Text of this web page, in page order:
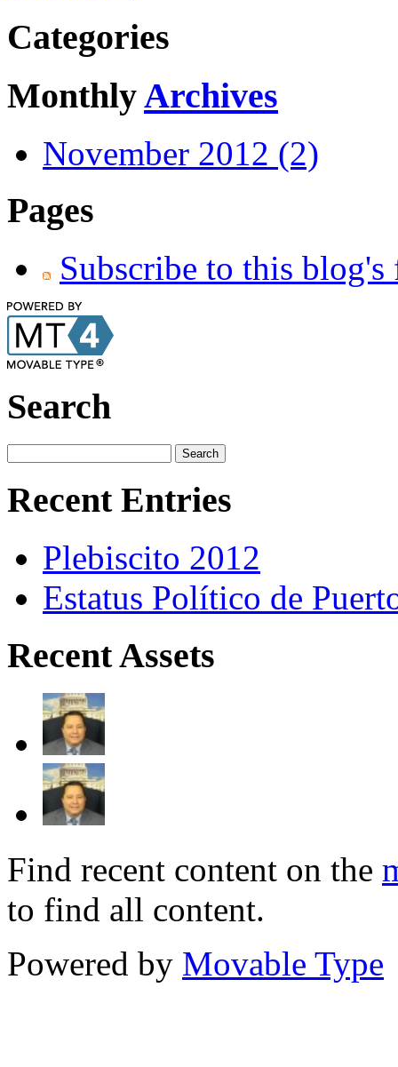
Categories
MonthlyArchives
November 2012 (2)
Pages
Subscribe to this blog's
Search
Recent Entries
Plebiscito 2012
Estatus Político de
Recent Assets
Find recent content on the
to find all content.
Powered by Movable Type